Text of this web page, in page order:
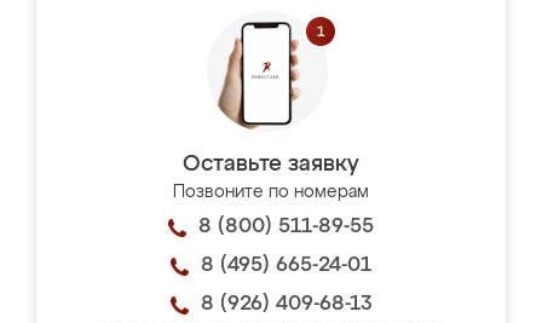
Оставьте заявку
Позвоните по номерам
8 (800) 511-89-55
8 (495) 665-24-01
8 (926) 409-68-13